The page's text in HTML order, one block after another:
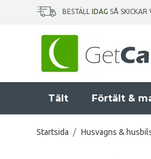
BESTÄLL IDAG SÅ SKICKAR
Tält Förtält &
Startsida / Husvagns &